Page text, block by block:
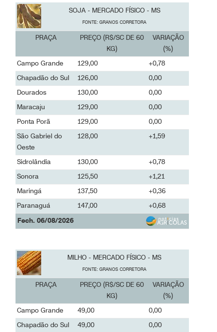
SOJA - MERCADO FÍSICO - MS
FONTE: GRANOS CORRETORA
PREÇO (R$/SC DE 60
VARIAÇÃO
(%)
Campo Grande
129,00
+0,78
Chapadão do Sul
126,00
0,00
Dourados
130,00
0,00
Maracaju
129,00
0,00
Ponta Porã
129,00
0,00
São Gabriel do
Oeste
Sidrolândia 130,00
+0,78
Sonora
125,50
+1,21
Maringá
137,50
+0,36
Paranaguá
+0,68
MILHO - MERCADO FÍSICO - MS
FONTE: GRANOS CORRETORA
PREÇO (R$/SC DE 60
VARIAÇÃO
Campo Grande
49,00 0,00